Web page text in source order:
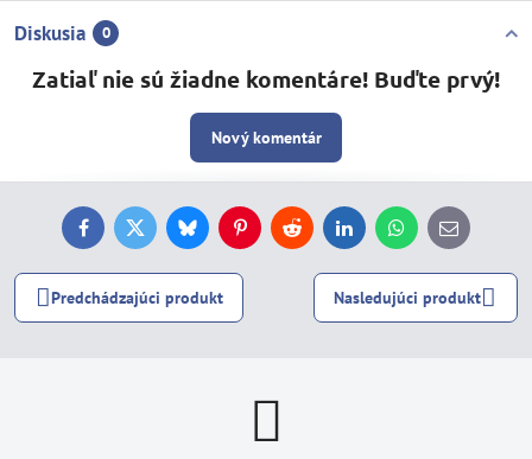
Diskusia 0
Zatiaľ nie sú žiadne komentáre! Buďte prvý!
Nový komentár
FacebookTwitterBlueskyPinterestReddit LinkedInWhatsApp
E-
mail
Predchádzajúci produkt Nasledujúci produkt